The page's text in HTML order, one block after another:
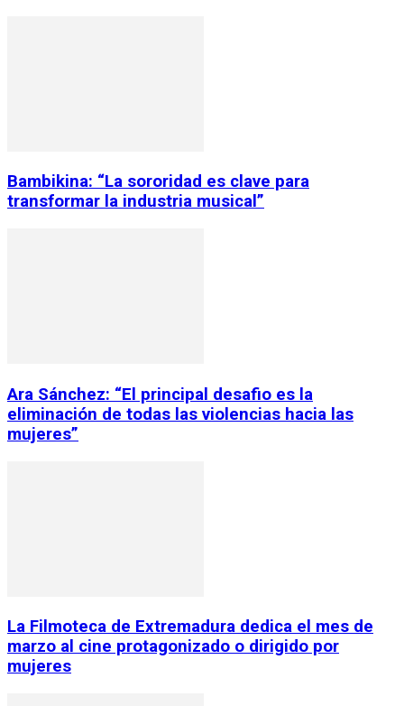
Bambikina: “La sororidad es clave para
transformar la industria musical”
Ara Sánchez: “El principal desafio es la
eliminación de todas las violencias hacia las
mujeres”
La Filmoteca de Extremadura dedica el mes de
marzo al cine protagonizado o dirigido por
mujeres